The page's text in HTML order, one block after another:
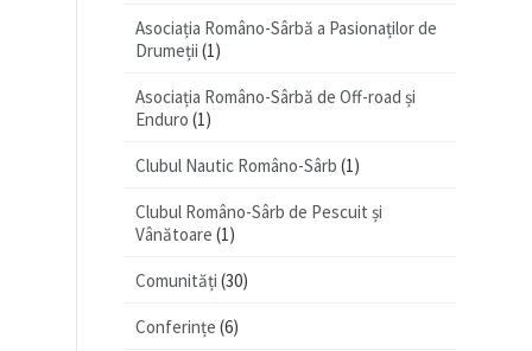
Asociația Româno-Sârbă a Pasionaților de
Drumeții (1)
Asociația Româno-Sârbă de Off-road și
Enduro (1)
Clubul Nautic Româno-Sârb (1)
Clubul Româno-Sârb de Pescuit și
Vânătoare (1)
Comunități (30)
Conferințe (6)